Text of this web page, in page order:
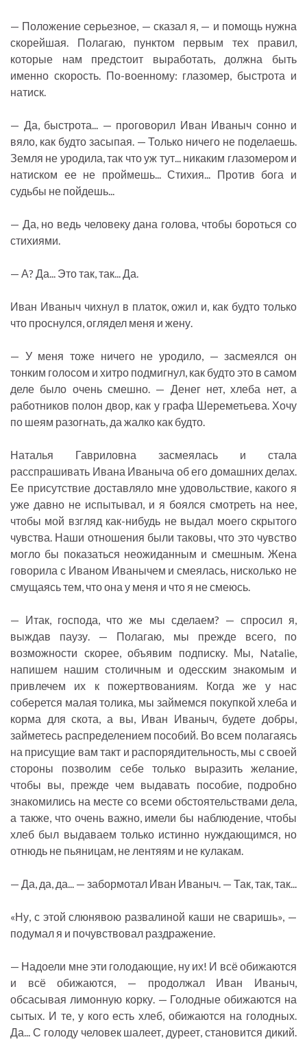
— Положение серьезное, — сказал я, — и помощь нужна
скорейшая. Полагаю, пунктом первым тех правил,
которые нам предстоит выработать, должна быть
именно скорость. По-военному: глазомер, быстрота и
натиск.
— Да, быстрота... — проговорил Иван Иваныч сонно и
вяло, как будто засыпая. — Только ничего не поделаешь.
Земля не уродила, так что уж тут... никаким глазомером и
натиском ее не проймешь... Стихия... Против бога и
судьбы не пойдешь...
— Да, но ведь человеку дана голова, чтобы бороться со
стихиями.
— А? Да... Это так, так... Да.
Иван Иваныч чихнул в платок, ожил и, как будто только
что проснулся, оглядел меня и жену.
— У меня тоже ничего не уродило, — засмеялся он
тонким голосом и хитро подмигнул, как будто это в самом
деле было очень смешно. — Денег нет, хлеба нет, а
работников полон двор, как у графа Шереметьева. Хочу
по шеям разогнать, да жалко как будто.
Наталья Гавриловна засмеялась и стала
расспрашивать Ивана Иваныча об его домашних делах.
Ее присутствие доставляло мне удовольствие, какого я
уже давно не испытывал, и я боялся смотреть на нее,
чтобы мой взгляд как-нибудь не выдал моего скрытого
чувства. Наши отношения были таковы, что это чувство
могло бы показаться неожиданным и смешным. Жена
говорила с Иваном Иванычем и смеялась, нисколько не
смущаясь тем, что она у меня и что я не смеюсь.
— Итак, господа, что же мы сделаем? — спросил я,
выждав паузу. — Полагаю, мы прежде всего, по
возможности скорее, объявим подписку. Мы, Natalie,
напишем нашим столичным и одесским знакомым и
привлечем их к пожертвованиям. Когда же у нас
соберется малая толика, мы займемся покупкой хлеба и
корма для скота, а вы, Иван Иваныч, будете добры,
займетесь распределением пособий. Во всем полагаясь
на присущие вам такт и распорядительность, мы с своей
стороны позволим себе только выразить желание,
чтобы вы, прежде чем выдавать пособие, подробно
знакомились на месте со всеми обстоятельствами дела,
а также, что очень важно, имели бы наблюдение, чтобы
хлеб был выдаваем только истинно нуждающимся, но
отнюдь не пьяницам, не лентяям и не кулакам.
— Да, да, да... — забормотал Иван Иваныч. — Так, так, так...
«Ну, с этой слюнявою развалиной каши не сваришь», —
подумал я и почувствовал раздражение.
— Надоели мне эти голодающие, ну их! И всё обижаются
и всё обижаются, — продолжал Иван Иваныч,
обсасывая лимонную корку. — Голодные обижаются на
сытых. И те, у кого есть хлеб, обижаются на голодных.
Да... С голоду человек шалеет, дуреет, становится дикий.